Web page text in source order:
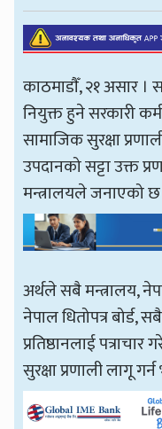
काठमाडाैँ, २१ असार
नियुक्त हुने सरकारी
सामाजिक सुरक्षा
उपदानको सट्टा उक्त
मन्त्रालयले जनाएको छ
अर्थले सबै मन्त्रालय,
नेपाल धितोपत्र बोर्ड,
प्रतिष्ठानलाई
सुरक्षा प्रणाली लागू